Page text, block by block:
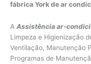
fábrica York de ar
AAssistência ar-
Limpeza e Higienização
Ventilação, Manutenção
Programas de